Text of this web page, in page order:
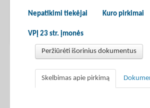
Nepatikimi tiekėjai Kuro pirkimai
VPĮ 23 str. įmonės
Peržiūrėti išorinius dokumentus
Skelbimas apie pirkimą